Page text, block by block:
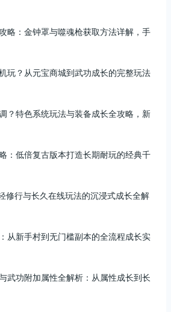
略：金钟罩与噬魂枪获取方法详解，手
玩？从元宝商城到武功成长的完整玩法
？特色系统玩法与装备成长全攻略，新
：低倍复古版本打造长期耐玩的经典千
修行与长久在线玩法的沉浸式成长全解
从新手村到无门槛副本的全流程成长实
武功附加属性全解析：从属性成长到长